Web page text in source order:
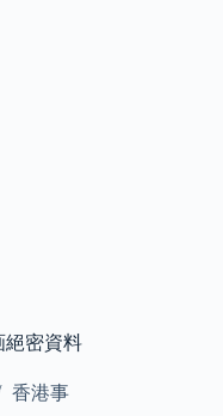
絕密資料
香港事